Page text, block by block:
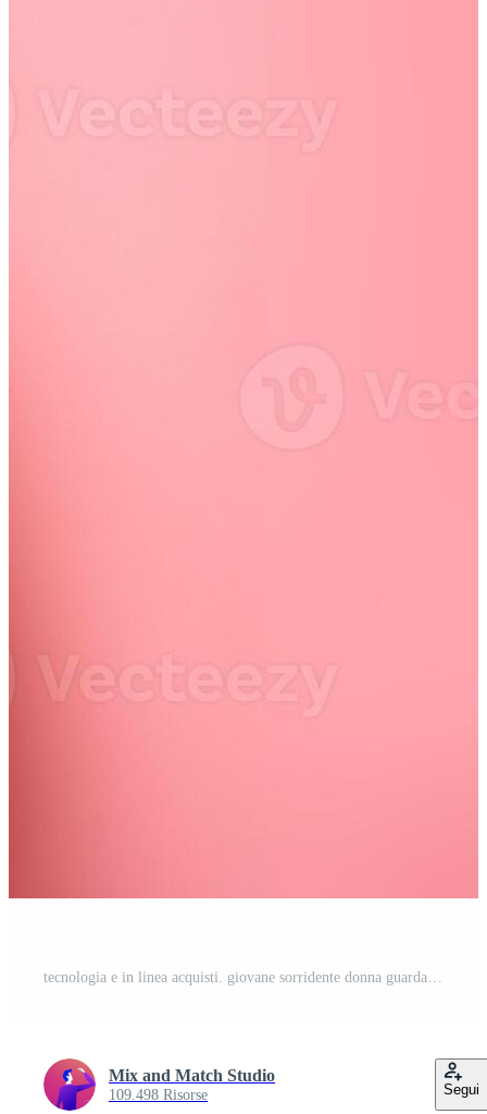
Mix and Match Studio
109.498 Risorse Segui